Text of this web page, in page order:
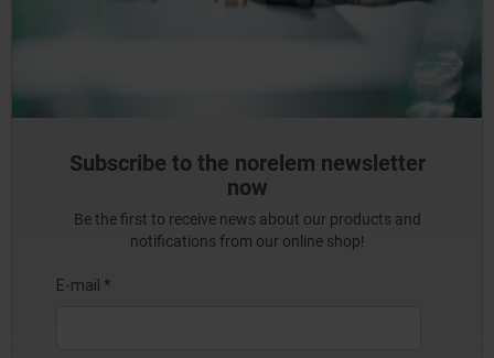
Subscribe to the norelem newsletter
now
Be the first to receive news about our products and
notifications from our online shop!